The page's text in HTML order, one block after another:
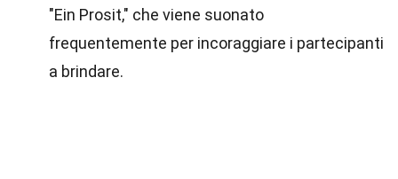
"Ein Prosit," che viene suonato
frequentemente per incoraggiare i partecipanti
a brindare.